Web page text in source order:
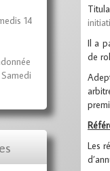
14
Il a
de
Les